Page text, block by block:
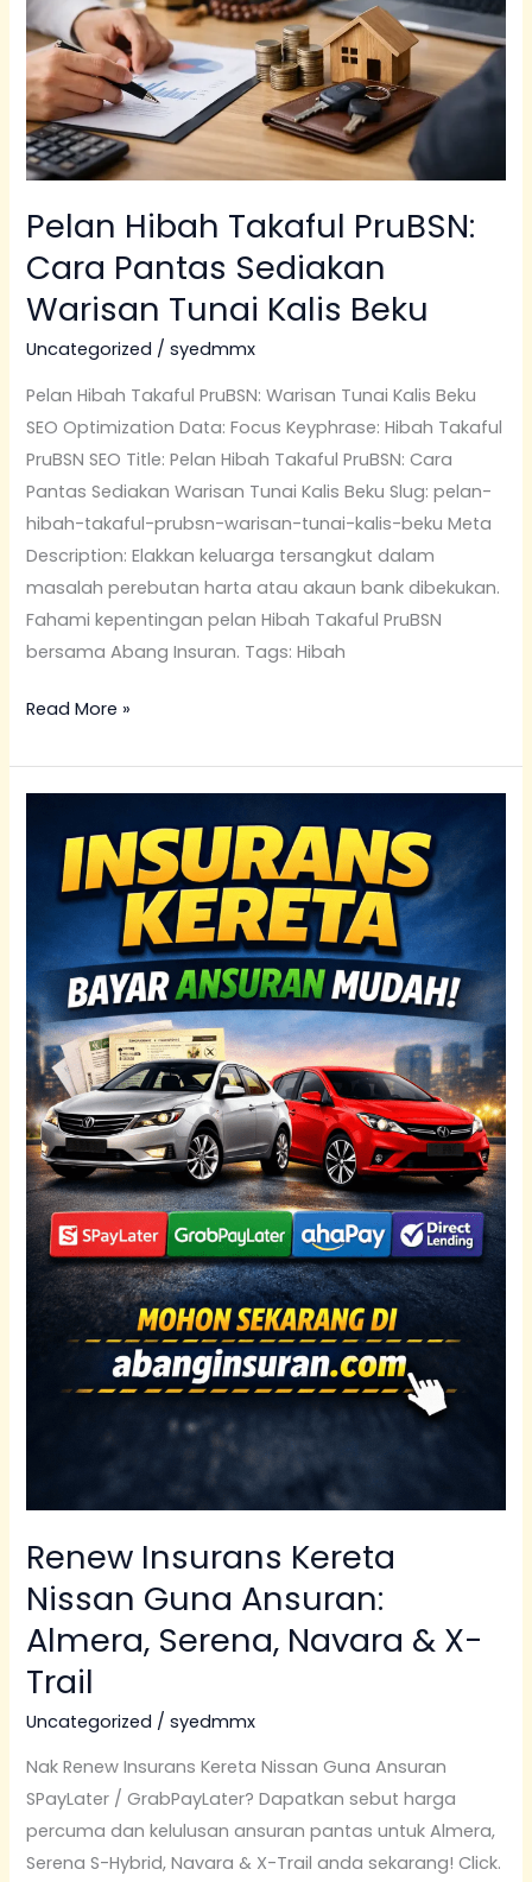
Pelan Hibah Takaful PruBSN:
Cara Pantas Sediakan
Warisan Tunai Kalis Beku
Uncategorized /syedmmx
Pelan Hibah Takaful PruBSN: Warisan Tunai Kalis Beku
SEO Optimization Data: Focus Keyphrase: Hibah Takaful
PruBSN SEO Title: Pelan Hibah Takaful PruBSN: Cara
Pantas Sediakan Warisan Tunai Kalis Beku Slug: pelan-
hibah-takaful-prubsn-warisan-tunai-kalis-beku Meta
Description: Elakkan keluarga tersangkut dalam
masalah perebutan harta atau akaun bank dibekukan.
Fahami kepentingan pelan Hibah Takaful PruBSN
bersama Abang Insuran. Tags: Hibah
Pantas
Sediakan
Warisan
Tunai
Kalis
Read More »
Renew Insurans Kereta
Nissan Guna Ansuran:
Almera, Serena, Navara & X-
Trail
Uncategorized /syedmmx
Nak Renew Insurans Kereta Nissan Guna Ansuran
SPayLater / GrabPayLater? Dapatkan sebut harga
percuma dan kelulusan ansuran pantas untuk Almera,
Serena S-Hybrid, Navara & X-Trail anda sekarang! Click.
Insurans
Kereta
Nissan
Guna
Ansuran:
Almera,
Serena,
Navara
&
X-
Trail